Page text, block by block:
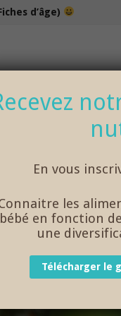
d’âge)
100% bio et
bébé 15 mois et
AUX
En vous
les
bébé en fonction
une
Télécharger le